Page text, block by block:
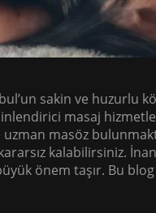
sakin ve huzurlu
masaj
uzman masöz
kalabilirsiniz.
önem taşır. Bu